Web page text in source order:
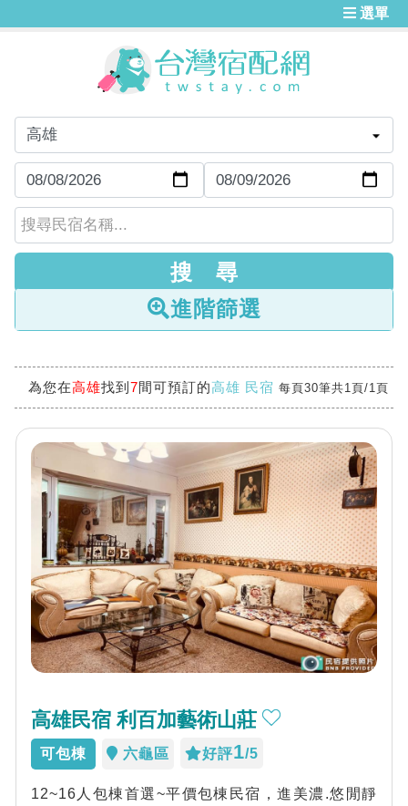
選單
進階篩選
為您在高雄找到 7間可預訂的高雄 民宿 每頁30筆共1頁/1頁
高雄民宿 利百加藝術山莊
可包棟 六龜區 好評1/5
12~16人包棟首選~平價包棟民宿，進美濃.悠閒靜